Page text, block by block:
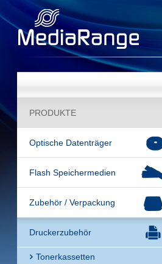
PRODUKTE
Optische Datenträger
Flash Speichermedien
Zubehör / Verpackung
Druckerzubehör
Tonerkassetten